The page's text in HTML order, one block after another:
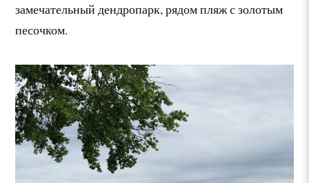
замечательный дендропарк, рядом пляж с золотым
песочком.